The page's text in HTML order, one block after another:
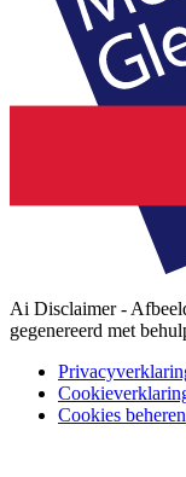
Ai Disclaimer -
gegenereerd met
Cookies beheren